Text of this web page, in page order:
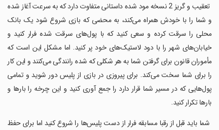
‏ تعقیب و گریز 2 نسخه مود شده داستانی متفاوت دارد که به سرعت آغاز شده
و شما را با خودش همراه می‌کند، به محضی که بازی شروع شود یک بانک
محلی را سرقت کرده و سعی کنید که با پول‌های سرقت شده فرار کنید و
خیابان‌های شهر را با دود لاستیک‌های خود پر کنید. اما مشکل این است که
مأموران قانون برای گرفتن شما به هر شکلی که شده رانندگی می‌کنند و این کار
را برای شما سخت می‌کند. برای پیروزی در بازی از پلیس دور شوید و تمامی
پول‌هایی که در مسیر شما قرار دارد را جمع آوری کنید و این چرخه را بارها و
بارها تکرار کنید.
‏ شما باید قبل از رقبا مسابقه فرار از دست پلیس‌ها را شروع کنید اما برای حفظ